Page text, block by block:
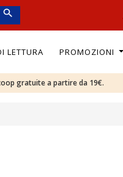
LETTURA PROMOZIONI
gratuite a partire da 19€.